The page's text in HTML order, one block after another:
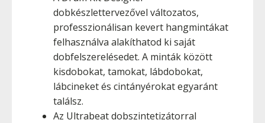
dobkészlettervezővel változatos,
professzionálisan kevert hangmintákat
felhasználva alakíthatod ki saját
dobfelszerelésedet. A minták között
kisdobokat, tamokat, lábdobokat,
lábcineket és cintányérokat egyaránt
találsz.
Az Ultrabeat dobszintetizátorral